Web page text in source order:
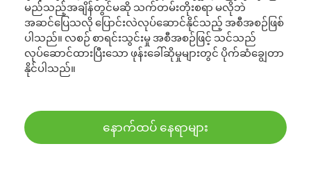
မည်သည့်အချိန်တွင်မဆို သက်တမ်းတိုးစရာ မလိုဘဲ
အဆင်ပြေသလို ပြောင်းလဲလုပ်ဆောင်နိုင်သည့် အစီအစဉ်ဖြစ်
ပါသည်။ လစဉ် စာရင်းသွင်းမှု အစီအစဉ်ဖြင့် သင်သည်
လုပ်ဆောင်ထားပြီးသော ဖုန်းခေါ်ဆိုမှုများတွင် ပိုက်ဆံချွေတာ
နိုင်ပါသည်။
နောက်ထပ် နေရာများ